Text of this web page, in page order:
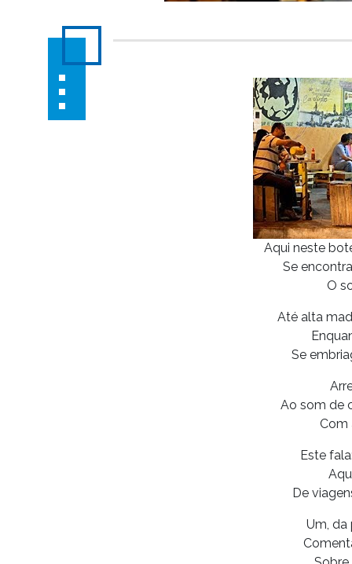
Aqui neste
Se
O
Até alta
Se
Ao som de
Com
Este
De
Um, da